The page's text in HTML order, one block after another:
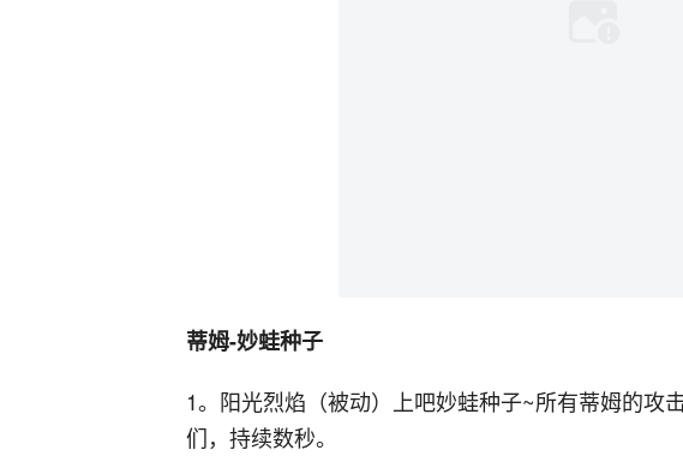
蒂姆-妙蛙种子
1。阳光烈焰（被动）上吧妙蛙种子~所有蒂姆的攻
们，持续数秒。